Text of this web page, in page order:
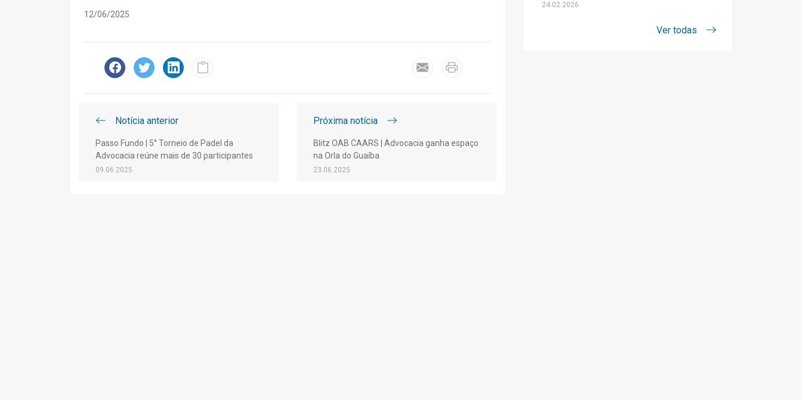
12/06/2025
Notícia anterior
Passo Fundo | 5° Torneio de Padel da
Advocacia reúne mais de 30 participantes
09.06.2025
Próxima notícia
Blitz OAB CAARS | Advocacia ganha espaço
na Orla do Guaíba
23.06.2025
24.02.2026
Ver todas